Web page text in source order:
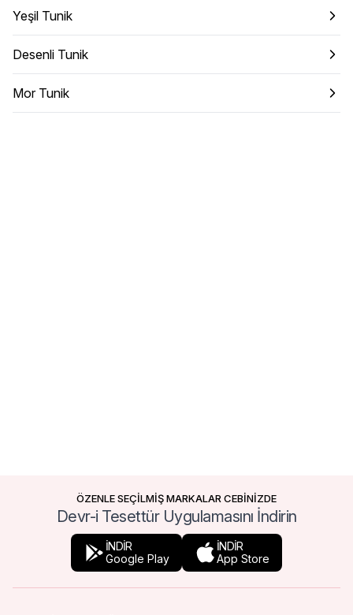
Yeşil Tunik
Desenli Tunik
Mor Tunik
ÖZENLE SEÇİLMİŞ MARKALAR CEBİNİZDE
Devr-i Tesettür Uygulamasını İndirin
İNDİR
Google Play
İNDİR
App Store